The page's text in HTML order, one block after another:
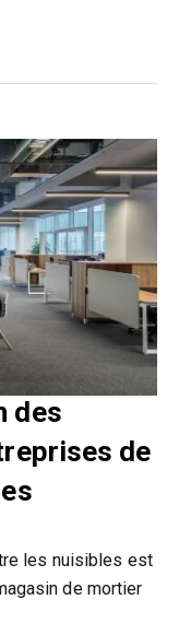
des
de
les nuisibles est
de mortier